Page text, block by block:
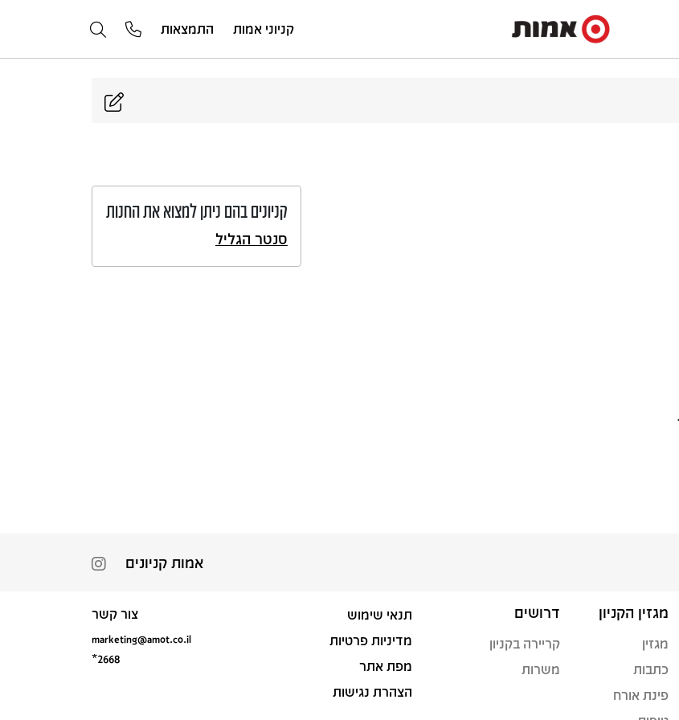
קניוני אמות התמצאות
קניונים בהם ניתן למצוא את החנות
סנטר הגליל
אמות קניונים
מגזין הקניון
מגזין
כתבות
פינת אורח
דרושים
קריירה בקניון
משרות
תנאי שימוש
מדיניות פרטיות
מפת אתר
הצהרת נגישות
צור קשר
marketing@amot.co.il
*2668